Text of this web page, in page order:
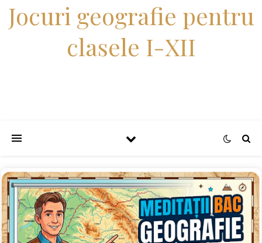
Jocuri geografie pentru
clasele I-XII